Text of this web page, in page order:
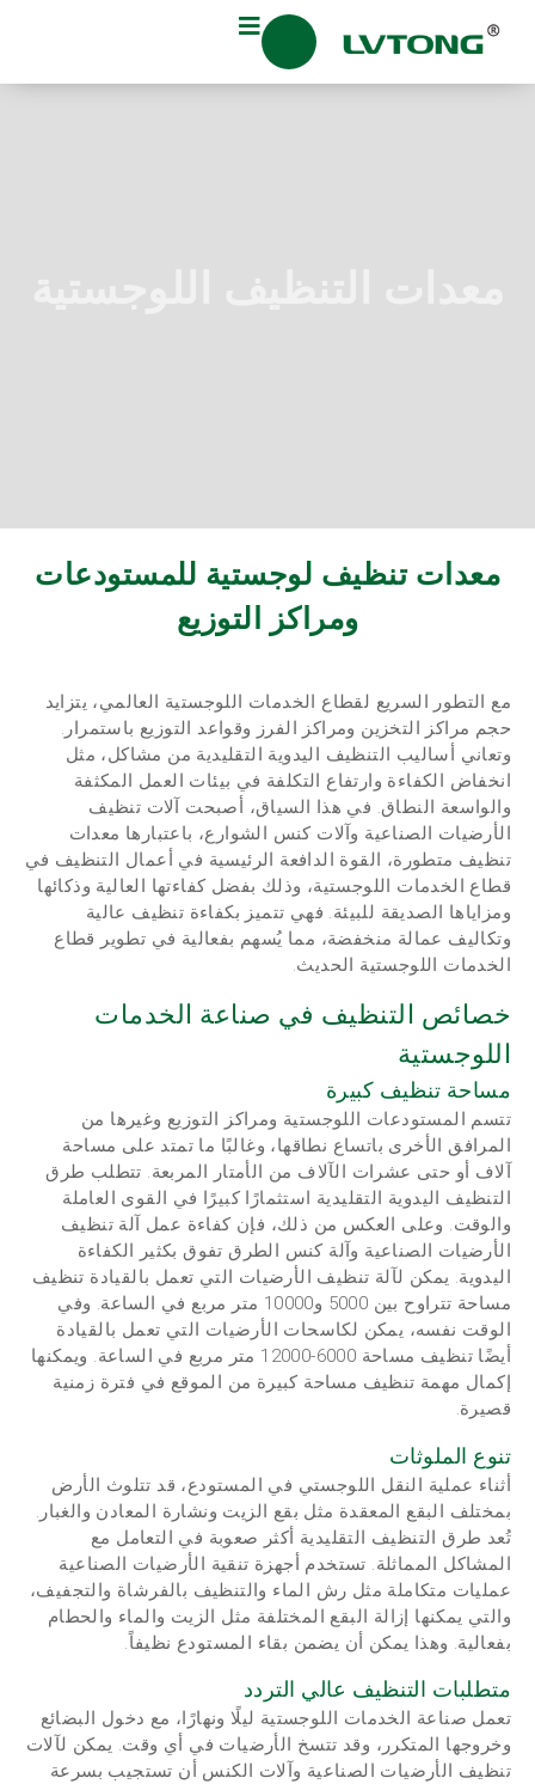
معدات تنظيف لوجستية للمستودعات
ومراكز التوزيع
مع التطور السريع لقطاع الخدمات اللوجستية العالمي، يتزايد
حجم مراكز التخزين ومراكز الفرز وقواعد التوزيع باستمرار.
وتعاني أساليب التنظيف اليدوية التقليدية من مشاكل، مثل
انخفاض الكفاءة وارتفاع التكلفة في بيئات العمل المكثفة
والواسعة النطاق. في هذا السياق، أصبحت آلات تنظيف
الأرضيات الصناعية وآلات كنس الشوارع، باعتبارها معدات
تنظيف متطورة، القوة الدافعة الرئيسية في أعمال التنظيف في
قطاع الخدمات اللوجستية، وذلك بفضل كفاءتها العالية وذكائها
ومزاياها الصديقة للبيئة. فهي تتميز بكفاءة تنظيف عالية
وتكاليف عمالة منخفضة، مما يُسهم بفعالية في تطوير قطاع
الخدمات اللوجستية الحديث.
خصائص التنظيف في صناعة الخدمات
اللوجستية
مساحة تنظيف كبيرة
تتسم المستودعات اللوجستية ومراكز التوزيع وغيرها من
المرافق الأخرى باتساع نطاقها، وغالبًا ما تمتد على مساحة
آلاف أو حتى عشرات الآلاف من الأمتار المربعة. تتطلب طرق
التنظيف اليدوية التقليدية استثمارًا كبيرًا في القوى العاملة
والوقت. وعلى العكس من ذلك، فإن كفاءة عمل آلة تنظيف
الأرضيات الصناعية وآلة كنس الطرق تفوق بكثير الكفاءة
اليدوية. يمكن لآلة تنظيف الأرضيات التي تعمل بالقيادة تنظيف
مساحة تتراوح بين 5000 و10000 متر مربع في الساعة. وفي
الوقت نفسه، يمكن لكاسحات الأرضيات التي تعمل بالقيادة
أيضًا تنظيف مساحة 6000-12000 متر مربع في الساعة. ويمكنها
إكمال مهمة تنظيف مساحة كبيرة من الموقع في فترة زمنية
قصيرة.
تنوع الملوثات
أثناء عملية النقل اللوجستي في المستودع، قد تتلوث الأرض
بمختلف البقع المعقدة مثل بقع الزيت ونشارة المعادن والغبار.
تُعد طرق التنظيف التقليدية أكثر صعوبة في التعامل مع
المشاكل المماثلة. تستخدم أجهزة تنقية الأرضيات الصناعية
عمليات متكاملة مثل رش الماء والتنظيف بالفرشاة والتجفيف،
والتي يمكنها إزالة البقع المختلفة مثل الزيت والماء والحطام
بفعالية. وهذا يمكن أن يضمن بقاء المستودع نظيفاً.
متطلبات التنظيف عالي التردد
تعمل صناعة الخدمات اللوجستية ليلًا ونهارًا، مع دخول البضائع
وخروجها المتكرر، وقد تتسخ الأرضيات في أي وقت. يمكن لآلات
تنظيف الأرضيات الصناعية وآلات الكنس أن تستجيب بسرعة